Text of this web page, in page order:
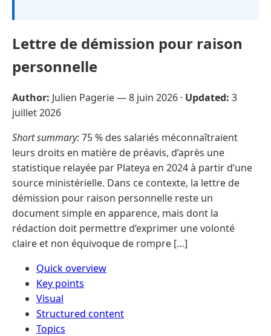
Lettre de démission pour raison
personnelle
Author: Julien Pagerie —8 juin 2026 · Updated: 3
juillet 2026
Short summary:75 % des salariés méconnaîtraient
leurs droits en matière de préavis, d’après une
statistique relayée par Plateya en 2024 à partir d’une
source ministérielle. Dans ce contexte, la lettre de
démission pour raison personnelle reste un
document simple en apparence, mais dont la
rédaction doit permettre d’exprimer une volonté
claire et non équivoque de rompre […]
Quick overview
Key points
Visual
Structured content
Topics